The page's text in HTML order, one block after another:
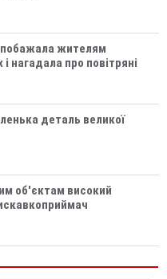
жителям
нагадала про повітряні
деталь великої
об'єктам високий